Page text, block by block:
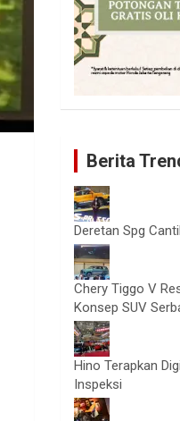
Berita
Deretan Spg
Chery Tiggo V
Konsep SUV
Hino Terapkan
Inspeksi